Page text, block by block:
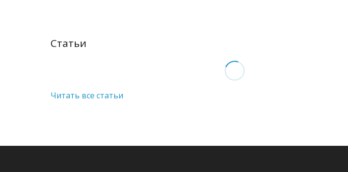
Статьи
Читать все статьи